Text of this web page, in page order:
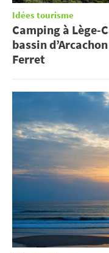
Idées tourisme
Camping à Lège-
bassin
Ferret